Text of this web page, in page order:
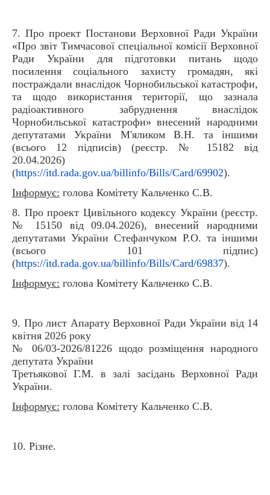
7. Про проект Постанови Верховної Ради України
«Про звіт Тимчасової спеціальної комісії Верховної
Ради України для підготовки питань щодо
посилення соціального захисту громадян, які
постраждали внаслідок Чорнобильської катастрофи,
та щодо використання території, що зазнала
радіоактивного забруднення внаслідок
Чорнобильської катастрофи» внесений народними
депутатами України М'яликом В.Н. та іншими
(всього 12 підписів) (реєстр. № 15182 від
20.04.2026)
(https://itd.rada.gov.ua/billinfo/Bills/Card/69902).
Інформує: голова Комітету Кальченко С.В.
8. Про проект Цивільного кодексу України (реєстр.
№ 15150 від 09.04.2026), внесений народними
депутатами України Стефанчуком Р.О. та іншими
(всього 101 підпис)
(https://itd.rada.gov.ua/billinfo/Bills/Card/69837).
Інформує: голова Комітету Кальченко С.В.
9. Про лист Апарату Верховної Ради України від 14
квітня 2026 року
№ 06/03-2026/81226 щодо розміщення народного
депутата України
Третьякової Г.М. в залі засідань Верховної Ради
України.
Інформує: голова Комітету Кальченко С.В.
10. Різне.